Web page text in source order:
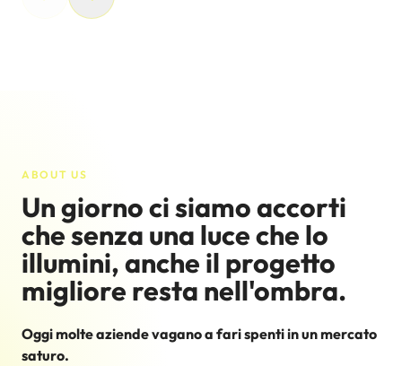
ABOUT US
Un giorno ci siamo accorti
che senza una luce che lo
illumini, anche il progetto
migliore resta nell'ombra.
Oggi molte aziende vagano a fari spenti in un mercato
saturo.